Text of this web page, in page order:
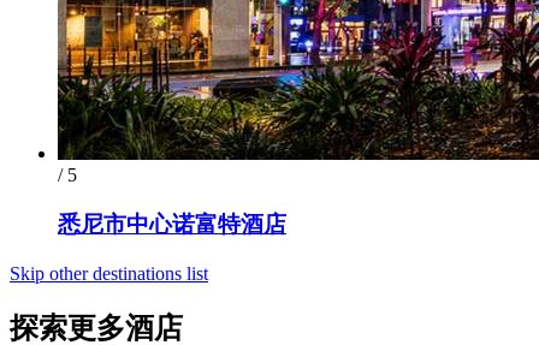
/ 5
悉尼市中心诺富特酒店
Skip other destinations list
探索更多酒店